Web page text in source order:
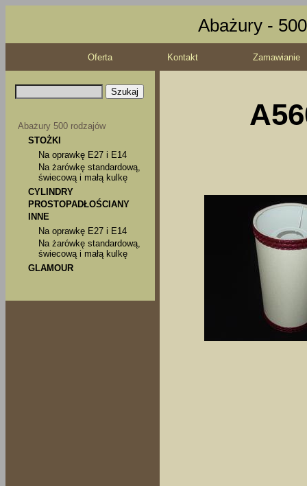
Abażury -
Oferta Kontakt Zamawianie
Abażury 500 rodzajów
STOŻKI
Na oprawkę E27 i E14
Na żarówkę standardową,
świecową i małą kulkę
CYLINDRY
PROSTOPADŁOŚCIANY
INNE
Na oprawkę E27 i E14
Na żarówkę standardową,
świecową i małą kulkę
GLAMOUR